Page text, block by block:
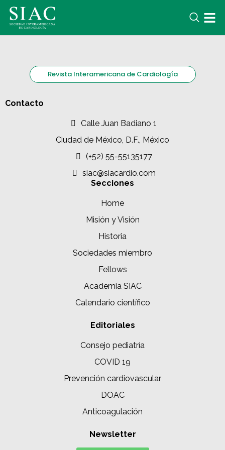
Revista Interamericana de Cardiología
Contacto
Calle Juan Badiano 1
Ciudad de México, D.F., México
(+52) 55-55135177
siac@siacardio.com
Secciones
Home
Misión y Visión
Historia
Sociedades miembro
Fellows
Academia SIAC
Calendario científico
Editoriales
Consejo pediatría
COVID 19
Prevención cardiovascular
DOAC
Anticoagulación
Newsletter